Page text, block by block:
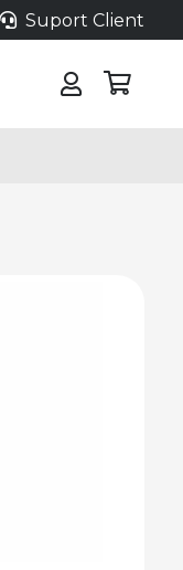
Suport Client